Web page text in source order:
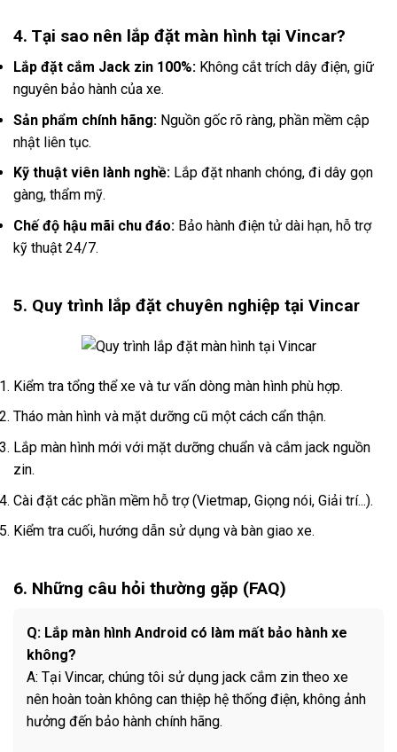
4. Tại sao nên lắp đặt màn hình tại Vincar?
Lắp đặt cắm Jack zin 100%: Không cắt trích dây điện, giữ
nguyên bảo hành của xe.
Sản phẩm chính hãng: Nguồn gốc rõ ràng, phần mềm cập
nhật liên tục.
Kỹ thuật viên lành nghề: Lắp đặt nhanh chóng, đi dây gọn
gàng, thẩm mỹ.
Chế độ hậu mãi chu đáo: Bảo hành điện tử dài hạn, hỗ trợ
kỹ thuật 24/7.
5. Quy trình lắp đặt chuyên nghiệp tại Vincar
Kiểm tra tổng thể xe và tư vấn dòng màn hình phù hợp.
Tháo màn hình và mặt dưỡng cũ một cách cẩn thận.
Lắp màn hình mới với mặt dưỡng chuẩn và cắm jack nguồn
zin.
Cài đặt các phần mềm hỗ trợ (Vietmap, Giọng nói, Giải trí...).
Kiểm tra cuối, hướng dẫn sử dụng và bàn giao xe.
6. Những câu hỏi thường gặp (FAQ)
Q: Lắp màn hình Android có làm mất bảo hành xe
không?
A: Tại Vincar, chúng tôi sử dụng jack cắm zin theo xe
nên hoàn toàn không can thiệp hệ thống điện, không ảnh
hưởng đến bảo hành chính hãng.